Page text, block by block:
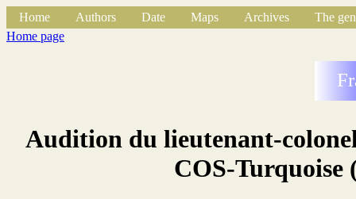
Home Authors Date Maps Archives
The
Home page
Audition du lieutenant-
COS-